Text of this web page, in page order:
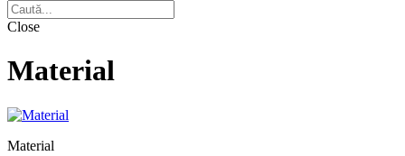
Close
Material
Material